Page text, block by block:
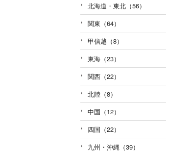
北海道・東北（56）
関東（64）
甲信越（8）
東海（23）
関西（22）
北陸（8）
中国（12）
四国（22）
九州・沖縄（39）